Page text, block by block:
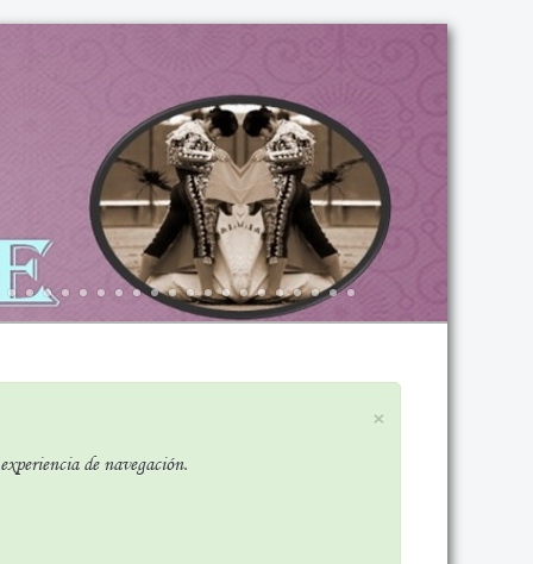
×
de navegación.